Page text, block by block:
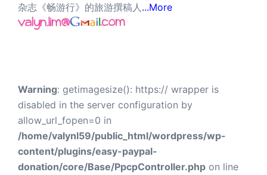
杂志《畅游行》的旅游撰稿人 ...More
Warning: getimagesize(): https:// wrapper is
disabled in the server configuration by
allow_url_fopen=0 in
/home/valynl59/public_html/wordpress/wp-
content/plugins/easy-paypal-
donation/core/Base/PpcpController.php on line